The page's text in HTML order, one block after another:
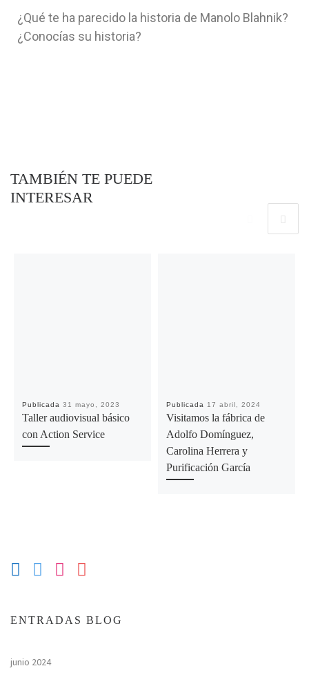
¿Qué te ha parecido la historia de Manolo Blahnik?
¿Conocías su historia?
TAMBIÉN TE PUEDE
INTERESAR
Publicada 31 mayo, 2023
Taller audiovisual básico
con Action Service
Publicada 17 abril, 2024
Visitamos la fábrica de
Adolfo Domínguez,
Carolina Herrera y
Purificación García
ENTRADAS BLOG
junio 2024